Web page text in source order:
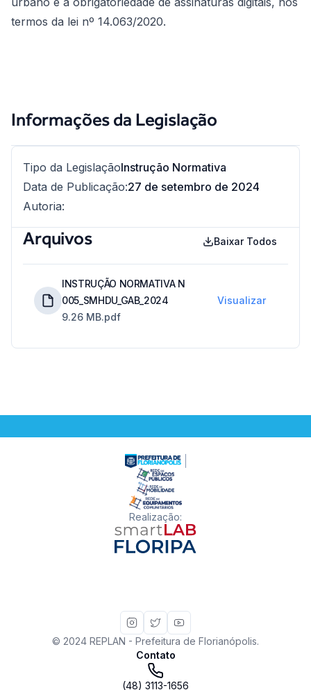
termos da lei nº 14.063/2020.
Informações da Legislação
Tipo da LegislaçãoInstrução Normativa
Data de Publicação:27 de setembro de 2024
Autoria:
Arquivos Baixar Todos
INSTRUÇÃO NORMATIVA N
005_SMHDU_GAB_2024
9.26 MB.pdf
Visualizar
Realização:
© 2024 REPLAN - Prefeitura de Florianópolis.
Contato
(48) 3113-1656